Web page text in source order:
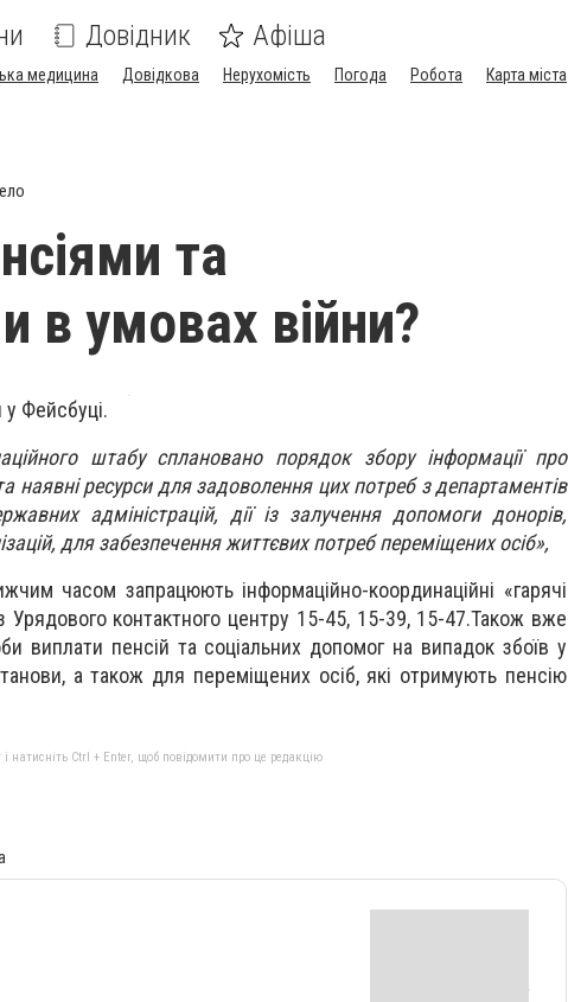
Довідник Афіша
медицина Довідкова Нерухомість Погода Робота
Карта міста
та
в умовах війни?
Фейсбуці.
штабу сплановано порядок збору інформації про
наявні ресурси для задоволення цих потреб з департаментів
адміністрацій, дії із залучення допомоги донорів,
для забезпечення життєвих потреб переміщених осіб»,
часом запрацюють інформаційно-координаційні «гарячі
з Урядового контактного центру 15-45, 15-39, 15-47.Також вже
виплати пенсій та соціальних допомог на випадок збоїв у
а також для переміщених осіб, які отримують пенсію
натисніть Ctrl + Enter, щоб повідомити про це редакцію